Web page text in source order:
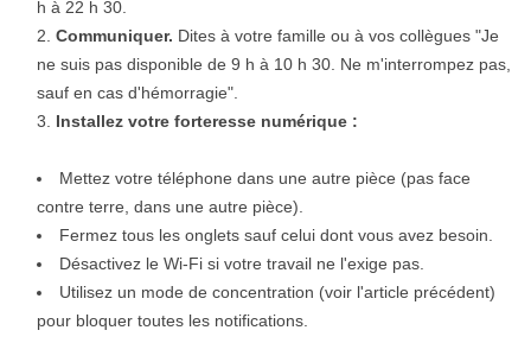
h à 22 h 30.
Communiquer. Dites à votre famille ou à vos collègues "Je
ne suis pas disponible de 9 h à 10 h 30. Ne m'interrompez pas,
sauf en cas d'hémorragie".
Installez votre forteresse numérique :
Mettez votre téléphone dans une autre pièce (pas face
contre terre, dans une autre pièce).
Fermez tous les onglets sauf celui dont vous avez besoin.
Désactivez le Wi-Fi si votre travail ne l'exige pas.
Utilisez un mode de concentration (voir l'article précédent)
pour bloquer toutes les notifications.